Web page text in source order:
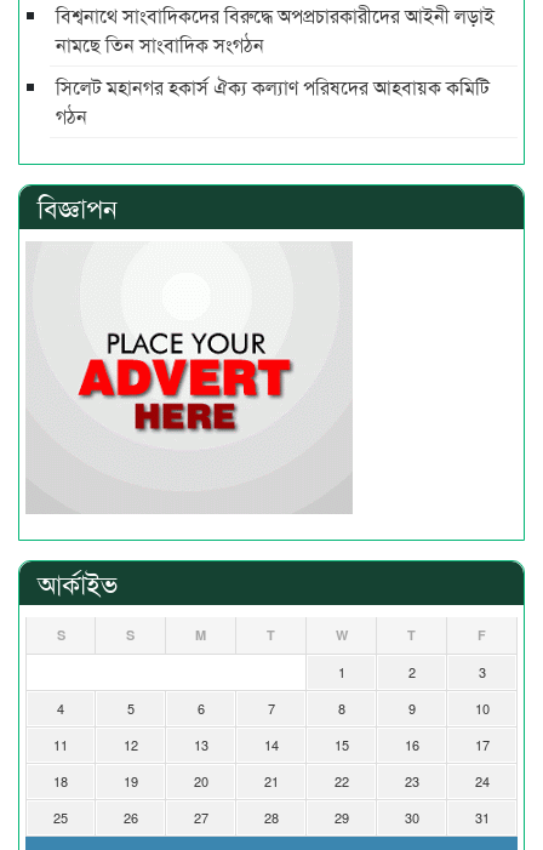
বিশ্বনাথে সাংবাদিকদের বিরুদ্ধে অপপ্রচারকারীদের আইনী লড়াই
নামছে তিন সাংবাদিক সংগঠন
সিলেট মহানগর হকার্স ঐক্য কল্যাণ পরিষদের আহবায়ক কমিটি
গঠন
বিজ্ঞাপন
আর্কাইভ
S S M T W T F
1 2
3
4
5 6 7 8 9
10
11
12 13 14 15 16
17
18
19 20 21 22 23
24
25
26 27 28 29 30 31